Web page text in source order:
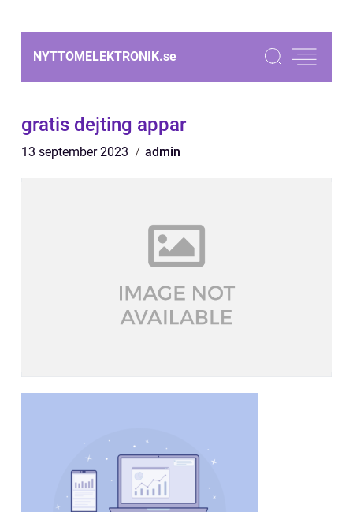
NYTTOMELEKTRONIK.se
gratis dejting appar
13 september 2023 admin